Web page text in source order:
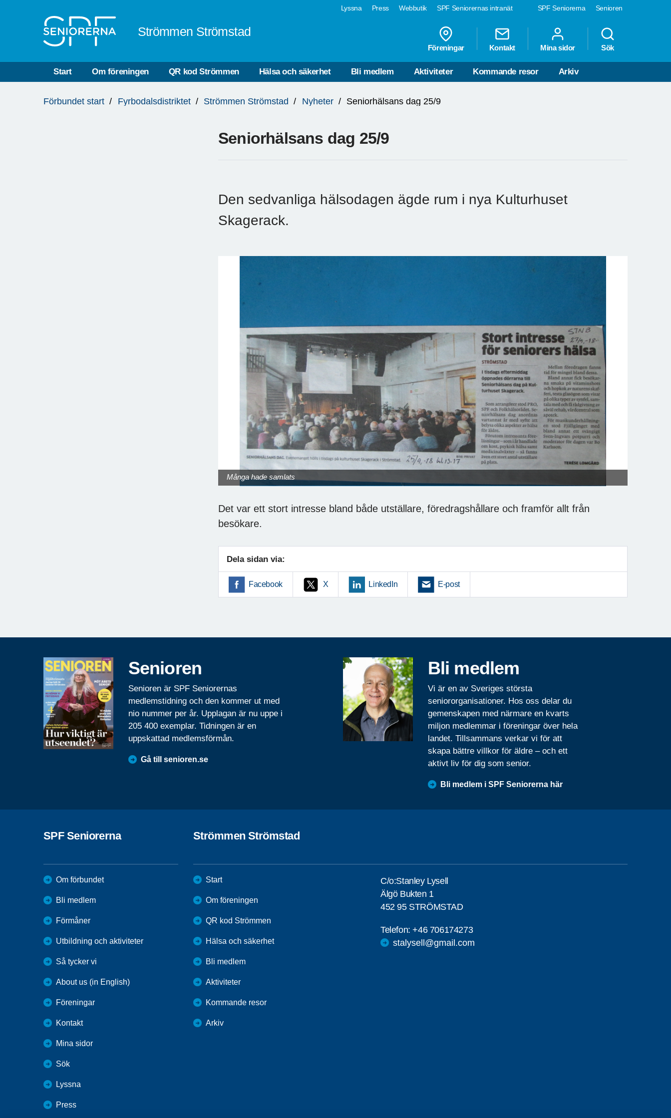
SPF Seniorerna Senioren
Lyssna Press Webbutik SPF Seniorernas intranät
Strömmen Strömstad
Föreningar Kontakt Mina sidor Sök
Start Om föreningen QR kod Strömmen Hälsa och säkerhet Bli medlem Aktiviteter Kommande resor Arkiv
är
Förbundet start Fyrbodalsdistriktet Strömmen Strömstad Nyheter Seniorhälsans dag 25/9
Seniorhälsans dag 25/9
Den sedvanliga hälsodagen ägde rum i nya Kulturhuset
Skagerack.
Många hade samlats
Det var ett stort intresse bland både utställare, föredragshållare och framför allt från
besökare.
Dela sidan via:
Facebook X LinkedIn E-post
Senioren
Senioren är SPF Seniorernas
medlemstidning och den kommer ut med
nio nummer per år. Upplagan är nu uppe i
205 400 exemplar. Tidningen är en
uppskattad medlemsförmån.
Gå till senioren.se
Bli medlem
Vi är en av Sveriges största
seniororganisationer. Hos oss delar du
gemenskapen med närmare en kvarts
miljon medlemmar i föreningar över hela
landet. Tillsammans verkar vi för att
skapa bättre villkor för äldre – och ett
aktivt liv för dig som senior.
Bli medlem i SPF Seniorerna här
SPF Seniorerna
Om förbundet
Bli medlem
Förmåner
Utbildning och aktiviteter
Så tycker vi
About us (in English)
Föreningar
Kontakt
Mina sidor
Sök
Lyssna
Press
Strömmen Strömstad
Start
Om föreningen
QR kod Strömmen
Hälsa och säkerhet
Bli medlem
Aktiviteter
Kommande resor
Arkiv
C/o:Stanley Lysell
Älgö Bukten 1
452 95 STRÖMSTAD
Telefon:+46 706174273
stalysell@gmail.com